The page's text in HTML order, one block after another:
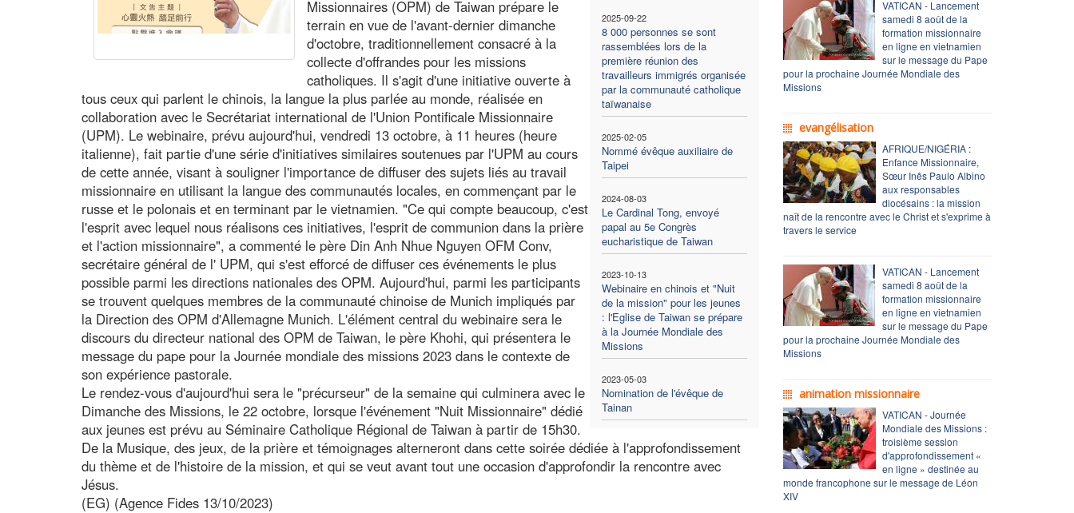
2025-09-22
8 000 personnes se sont
rassemblées lors de la
première réunion des
travailleurs immigrés organisée
par la communauté catholique
taïwanaise
2025-02-05
Nommé évêque auxiliaire de
Taipei
2024-08-03
Le Cardinal Tong, envoyé
papal au 5e Congrès
eucharistique de Taiwan
2023-10-13
Webinaire en chinois et "Nuit
de la mission" pour les jeunes
: l'Eglise de Taiwan se prépare
à la Journée Mondiale des
Missions
2023-05-03
Nomination de l'évêque de
Tainan
Missionnaires (OPM) de Taiwan prépare le
terrain en vue de l'avant-dernier dimanche
d'octobre, traditionnellement consacré à la
collecte d'offrandes pour les missions
catholiques. Il s'agit d'une initiative ouverte à
tous ceux qui parlent le chinois, la langue la plus parlée au monde, réalisée en
collaboration avec le Secrétariat international de l'Union Pontificale Missionnaire
(UPM). Le webinaire, prévu aujourd'hui, vendredi 13 octobre, à 11 heures (heure
italienne), fait partie d'une série d'initiatives similaires soutenues par l'UPM au cours
de cette année, visant à souligner l'importance de diffuser des sujets liés au travail
missionnaire en utilisant la langue des communautés locales, en commençant par le
russe et le polonais et en terminant par le vietnamien. "Ce qui compte beaucoup, c'est
l'esprit avec lequel nous réalisons ces initiatives, l'esprit de communion dans la prière
et l'action missionnaire", a commenté le père Din Anh Nhue Nguyen OFM Conv,
secrétaire général de l' UPM, qui s'est efforcé de diffuser ces événements le plus
possible parmi les directions nationales des OPM. Aujourd'hui, parmi les participants
se trouvent quelques membres de la communauté chinoise de Munich impliqués par
la Direction des OPM d'Allemagne Munich. L'élément central du webinaire sera le
discours du directeur national des OPM de Taiwan, le père Khohi, qui présentera le
message du pape pour la Journée mondiale des missions 2023 dans le contexte de
son expérience pastorale.
Le rendez-vous d'aujourd'hui sera le "précurseur" de la semaine qui culminera avec le
Dimanche des Missions, le 22 octobre, lorsque l'événement "Nuit Missionnaire" dédié
aux jeunes est prévu au Séminaire Catholique Régional de Taiwan à partir de 15h30.
De la Musique, des jeux, de la prière et témoignages alterneront dans cette soirée dédiée à l'approfondissement
du thème et de l'histoire de la mission, et qui se veut avant tout une occasion d'approfondir la rencontre avec
Jésus.
(EG) (Agence Fides 13/10/2023)
VATICAN - Lancement
samedi 8 août de la
formation missionnaire
en ligne en vietnamien
sur le message du Pape
pour la prochaine Journée Mondiale des
Missions
evangélisation
AFRIQUE/NIGÉRIA :
Enfance Missionnaire,
Sœur Inês Paulo Albino
aux responsables
diocésains : la mission
naît de la rencontre avec le Christ et s'exprime à
travers le service
VATICAN - Lancement
samedi 8 août de la
formation missionnaire
en ligne en vietnamien
sur le message du Pape
pour la prochaine Journée Mondiale des
Missions
animation missionnaire
VATICAN - Journée
Mondiale des Missions :
troisième session
d'approfondissement «
en ligne » destinée au
monde francophone sur le message de Léon
XIV